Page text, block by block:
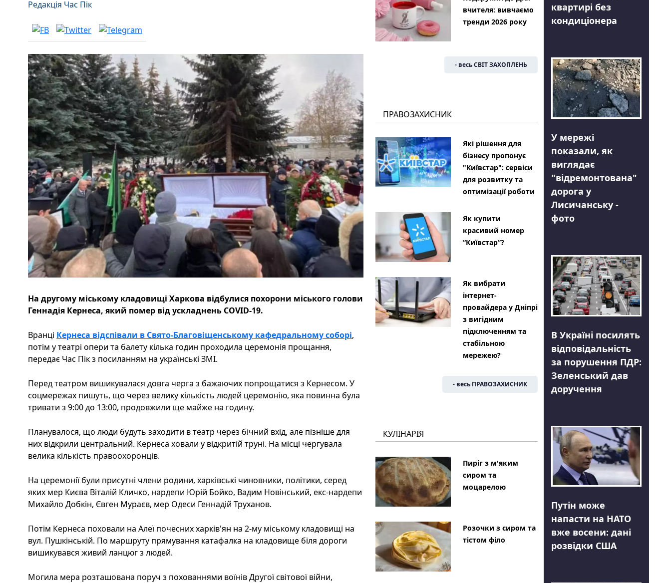
Редакція Час Пік
На другому міському кладовищі Харкова відбулися похорони міського голови
Геннадія Кернеса, який помер від ускладнень COVID-19.
Вранці Кернеса відспівали в Свято-Благовіщенському кафедральному соборі,
потім у театрі опери та балету кілька годин проходила церемонія прощання,
передає Час Пік з посиланням на українські ЗМІ.
Перед театром вишикувалася довга черга з бажаючих попрощатися з Кернесом. У
соцмережах пишуть, що через велику кількість людей церемонію, яка повинна була
тривати з 9:00 до 13:00, продовжили ще майже на годину.
Планувалося, що люди будуть заходити в театр через бічний вхід, але пізніше для
них відкрили центральний. Кернеса ховали у відкритій труні. На місці чергувала
велика кількість правоохоронців.
На церемонії були присутні члени родини, харківські чиновники, політики, серед
яких мер Києва Віталій Кличко, нардепи Юрій Бойко, Вадим Новінський, екс-нардепи
Михайло Добкін, Євген Мураєв, мер Одеси Геннадій Труханов.
Потім Кернеса поховали на Алеї почесних харків'ян на 2-му міському кладовищі на
вул. Пушкінській. По маршруту прямування катафалка на кладовище біля дороги
вишикувався живий ланцюг з людей.
Могила мера розташована поруч з похованнями воїнів Другої світової війни,
вчителя: вивчаємо
тренди 2026 року
- весь СВІТ ЗАХОПЛЕНЬ
ПРАВОЗАХИСНИК
Які рішення для
бізнесу пропонує
"Київстар": сервіси
для розвитку та
оптимізації роботи
Як купити
красивий номер
“Київстар”?
Як вибрати
інтернет-
провайдера у Дніпрі
з вигідним
підключенням та
стабільною
мережею?
- весь ПРАВОЗАХИСНИК
КУЛІНАРІЯ
Пиріг з м'яким
сиром та
моцарелою
Розочки з сиром та
тістом філо
квартирі без
кондиціонера
У мережі
показали, як
виглядає
"відремонтована"
дорога у
Лисичанську -
фото
В Україні посилять
відповідальність
за порушення ПДР:
Зеленський дав
доручення
Путін може
напасти на НАТО
вже восени: дані
розвідки США